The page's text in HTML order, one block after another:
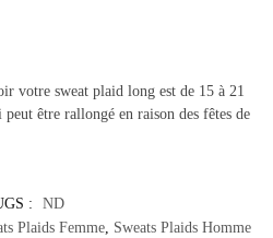
votre sweat plaid long est de 15 à 21
être rallongé en raison des fêtes de
:
ND
Plaids Femme, Sweats Plaids Homme